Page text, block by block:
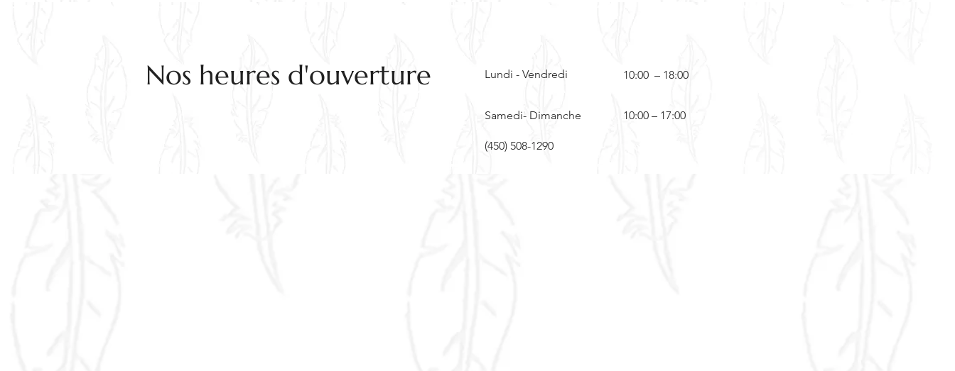
Nos heures d'ouverture Lundi - Vendredi 10:00 – 18:00
Samedi- Dimanche 10:00 – 17:00
(450) 508-1290